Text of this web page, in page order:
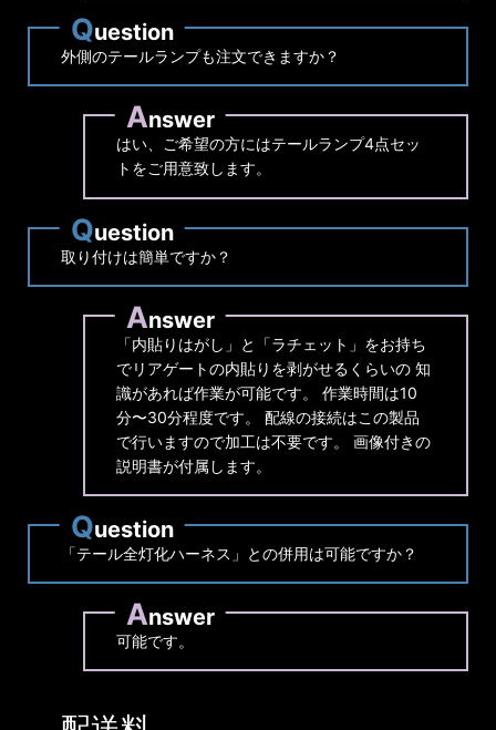
Question
外側のテールランプも注文できますか？
Answer
はい、ご希望の方にはテールランプ4点セッ
トをご用意致します。
Question
取り付けは簡単ですか？
Answer
「内貼りはがし」と「ラチェット」をお持ち
でリアゲートの内貼りを剥がせるくらいの 知
識があれば作業が可能です。 作業時間は10
分〜30分程度です。 配線の接続はこの製品
で行いますので加工は不要です。 画像付きの
説明書が付属します。
Question
「テール全灯化ハーネス」との併用は可能ですか？
Answer
可能です。